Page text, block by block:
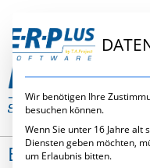
E·R·PLUS.CLOUD
Wir benötigen Ihre
besuchen können.
Wenn Sie unter 16 Jahre
Diensten geben möchten,
um Erlaubnis bitten.